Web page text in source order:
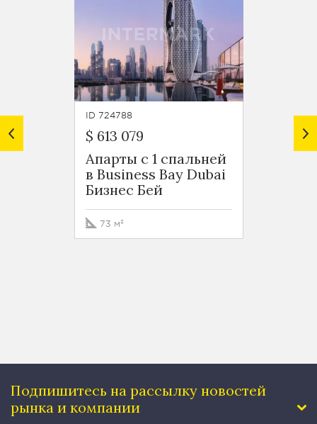
ID 724788
$ 613 079
Апарты с 1 спальней
в Business Bay Dubai
Бизнес Бей
73 м²
ID
$ 599
Подпишитесь на рассылку новостей
рынка и компании